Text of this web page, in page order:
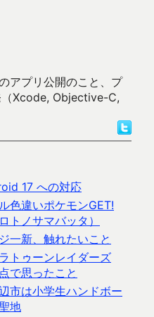
アプリ公開のこと、プ
（Xcode, Objective-C,
17 への対応
色違いポケモンGET!
ロトノサマバッタ）
一新、触れたいこと
トゥーンレイダーズ
で思ったこと
市は小学生ハンドボー
地